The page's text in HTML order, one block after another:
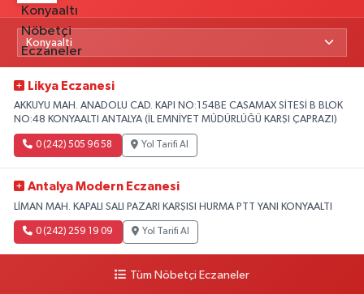
Likya Eczanesi
AKKUYU MAH. ANADOLU CAD. KAPI NO:154BE CASAMAX SİTESİ B BLOK
NO:48 KONYAALTI ANTALYA (İL EMNİYET MÜDÜRLÜĞÜ KARŞI ÇAPRAZI)
0 (242) 505 96 58 Yol Tarifi Al
Antalya Modern Eczanesi
LİMAN MAH. KAPALI SALI PAZARI KARŞISI HURMA PTT YANI KONYAALTI
0 (242) 259 19 09 Yol Tarifi Al
Tüm Nöbetçi Eczaneler